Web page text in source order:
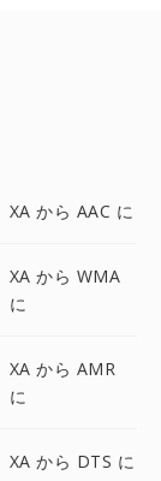
XA から AAC に
XA から WMA
に
XA から AMR
に
XA から DTS に